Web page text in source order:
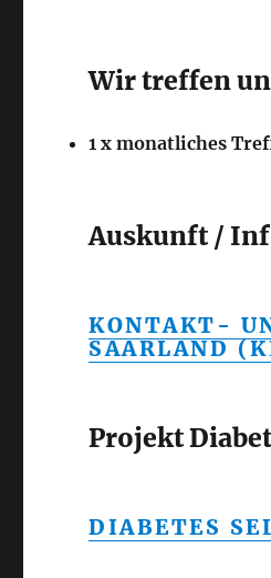
Wir treffen
1 x monatliches
Auskunft /
KONTAKT-
SAARLAND
Projekt
DIABETES